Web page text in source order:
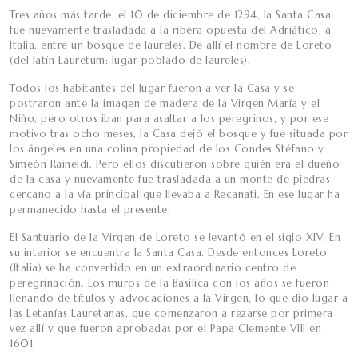
Tres años más tarde, el 10 de diciembre de 1294, la Santa Casa
fue nuevamente trasladada a la ribera opuesta del Adriático, a
Italia, entre un bosque de laureles. De allí el nombre de Loreto
(del latín Lauretum: lugar poblado de laureles).
Todos los habitantes del lugar fueron a ver la Casa y se
postraron ante la imagen de madera de la Virgen María y el
Niño, pero otros iban para asaltar a los peregrinos, y por ese
motivo tras ocho meses, la Casa dejó el bosque y fue situada por
los ángeles en una colina propiedad de los Condes Stéfano y
Simeón Raineldi. Pero ellos discutieron sobre quién era el dueño
de la casa y nuevamente fue trasladada a un monte de piedras
cercano a la vía principal que llevaba a Recanati. En ese lugar ha
permanecido hasta el presente.
El Santuario de la Virgen de Loreto se levantó en el siglo XIV. En
su interior se encuentra la Santa Casa. Desde entonces Loreto
(Italia) se ha convertido en un extraordinario centro de
peregrinación. Los muros de la Basílica con los años se fueron
llenando de títulos y advocaciones a la Virgen, lo que dio lugar a
las Letanías Lauretanas, que comenzaron a rezarse por primera
vez allí y que fueron aprobadas por el Papa Clemente VIII en
1601.